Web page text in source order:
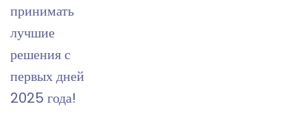
принимать
лучшие
решения с
первых дней
2025 года!